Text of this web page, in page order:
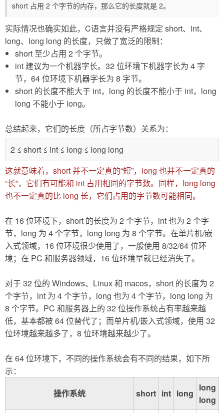
short 占用 2 个字节的内存，那么它的长度就是 2。
实际情况也确实如此，C语言并没有严格规定 short、int、
long、long long 的长度，只做了宽泛的限制：
short 至少占用 2 个字节。
int 建议为一个机器字长。32 位环境下机器字长为 4 字
节，64 位环境下机器字长为 8 字节。
short 的长度不能大于 int，long 的长度不能小于 int，long
long 不能小于 long。
总结起来，它们的长度（所占字节数）关系为：
2 ≤ short ≤ int ≤ long ≤ long long
这就意味着，short 并不一定真的“短”，long 也并不一定真的
“长”，它们有可能和 int 占用相同的字节数。同样，long long
也不一定真的比 long 长，它们占用的字节数可能相同。
在 16 位环境下，short 的长度为 2 个字节，int 也为 2 个字
节，long 为 4 个字节，long long 为 8 个字节。在单片机/嵌
入式领域，16 位环境很少使用了，一般使用 8/32/64 位环
境；在 PC 和服务器领域，16 位环境早就已经消失了。
对于 32 位的 Windows、Linux 和 macos，short 的长度为 2
个字节，int 为 4 个字节，long 也为 4 个字节，long long 为
8 个字节。PC 和服务器上的 32 位操作系统占有率越来越
低，基本都被 64 位替代了；而单片机/嵌入式领域，使用 32
位环境越来越多了，8 位环境越来越少了。
在 64 位环境下，不同的操作系统会有不同的结果，如下所
示：
操作系统
short int long
long
long